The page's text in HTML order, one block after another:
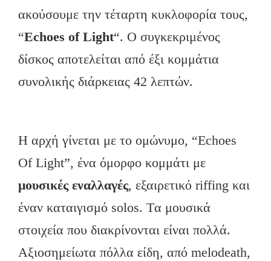
ακούσουμε την τέταρτη κυκλοφορία τους,
“Echoes of Light“. Ο συγκεκριμένος
δίσκος αποτελείται από έξι κομμάτια
συνολικής διάρκειας 42 λεπτών.
Η αρχή γίνεται με το ομώνυμο, “Echoes
Of Light”, ένα όμορφο κομμάτι με
μουσικές εναλλαγές, εξαιρετικό riffing και
έναν καταιγισμό solos. Tα μουσικά
στοιχεία που διακρίνονται είναι πολλά.
Αξιοσημείωτα πόλλα είδη, από melodeath,